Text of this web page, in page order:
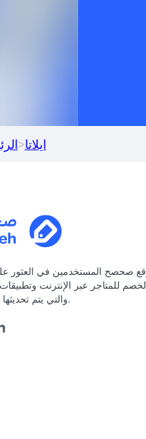
خصم مع العروض
>ايلاتا
صحصح المستخدمين في العثور
للمتاجر عبر الإنترنت
والتي يتم تحديثها باستمرار.